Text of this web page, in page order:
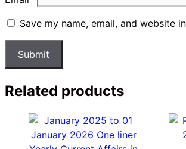
Save my name, email, and website
Related products